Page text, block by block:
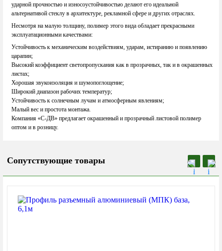
ударной прочностью и износоустойчивостью делают его идеальной
альтернативой стеклу в архитектуре, рекламной сфере и других отраслях.
Несмотря на малую толщину, полимер этого вида обладает прекрасными
эксплуатационными качествами:
Устойчивость к механическим воздействиям, ударам, истиранию и появлению
царапин;
Высокий коэффициент светопропускания как в прозрачных, так и в окрашенных
листах;
Хорошая звукоизоляция и шумопоглощение;
Широкий диапазон рабочих температур;
Устойчивость к солнечным лучам и атмосферным явлениям;
Малый вес и простота монтажа.
Компания «С-ДВ» предлагает окрашенный и прозрачный листовой полимер
оптом и в розницу.
Сопутствующие товары